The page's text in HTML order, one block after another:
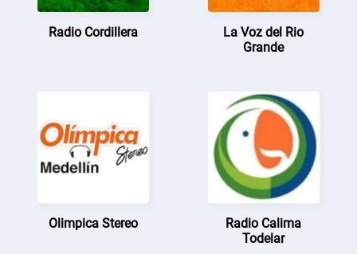
Radio Cordillera
La Voz del Rio
Grande
Olimpica Stereo
Radio Calima
Todelar